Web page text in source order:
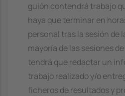
guión contendrá trabajo
haya que terminar en
personal tras la sesión de
mayoría de las sesiones
tendrá que redactar un
trabajo realizado y/o
ficheros de resultados y